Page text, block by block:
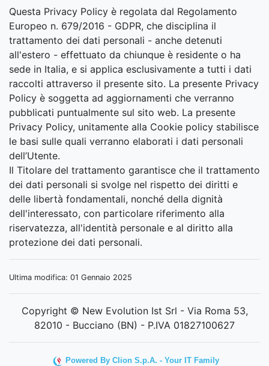
Questa Privacy Policy è regolata dal Regolamento
Europeo n. 679/2016 - GDPR, che disciplina il
trattamento dei dati personali - anche detenuti
all'estero - effettuato da chiunque è residente o ha
sede in Italia, e si applica esclusivamente a tutti i dati
raccolti attraverso il presente sito. La presente Privacy
Policy è soggetta ad aggiornamenti che verranno
pubblicati puntualmente sul sito web. La presente
Privacy Policy, unitamente alla Cookie policy stabilisce
le basi sulle quali verranno elaborati i dati personali
dell’Utente.
Il Titolare del trattamento garantisce che il trattamento
dei dati personali si svolge nel rispetto dei diritti e
delle libertà fondamentali, nonché della dignità
dell'interessato, con particolare riferimento alla
riservatezza, all'identità personale e al diritto alla
protezione dei dati personali.
Ultima modifica: 01 Gennaio 2025
Copyright © New Evolution Ist Srl - Via Roma 53,
82010 - Bucciano (BN) - P.IVA 01827100627
Powered By Clion S.p.A. - Your IT Family